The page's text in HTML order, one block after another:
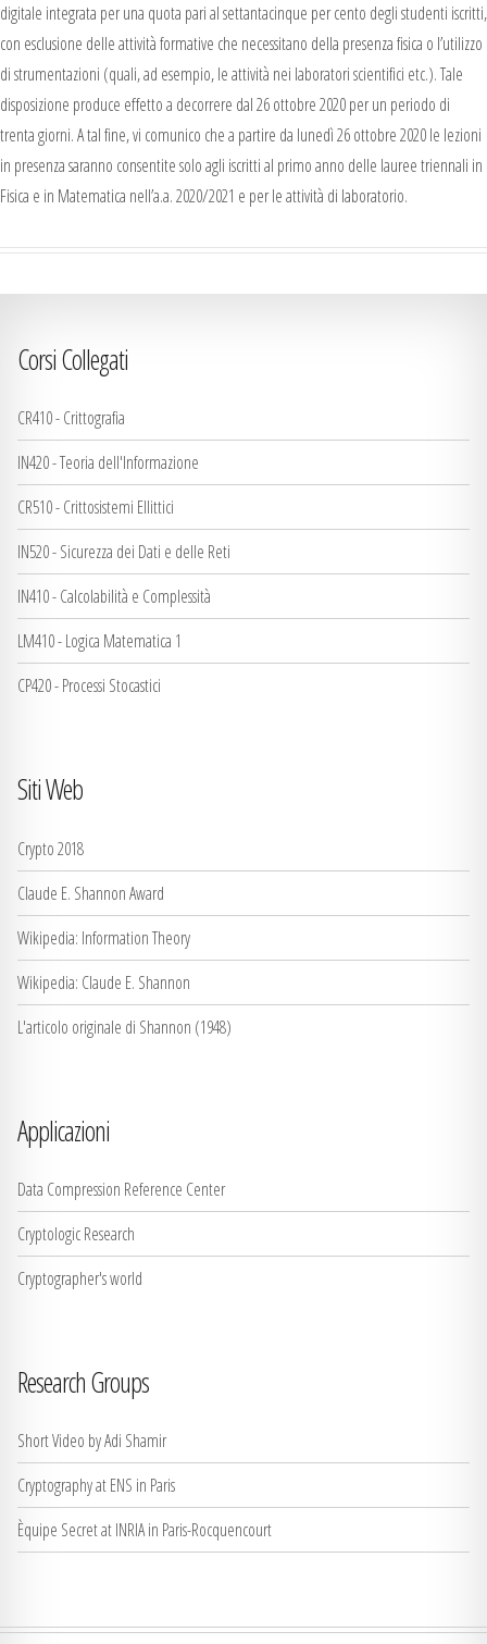
digitale integrata per una quota pari al settantacinque per cento degli studenti iscritti,
con esclusione delle attività formative che necessitano della presenza fisica o l’utilizzo
di strumentazioni (quali, ad esempio, le attività nei laboratori scientifici etc.). Tale
disposizione produce effetto a decorrere dal 26 ottobre 2020 per un periodo di
trenta giorni. A tal fine, vi comunico che a partire da lunedì 26 ottobre 2020 le lezioni
in presenza saranno consentite solo agli iscritti al primo anno delle lauree triennali in
Fisica e in Matematica nell’a.a. 2020/2021 e per le attività di laboratorio.
Corsi Collegati
CR410 - Crittografia
IN420 - Teoria dell'Informazione
CR510 - Crittosistemi Ellittici
IN520 - Sicurezza dei Dati e delle Reti
IN410 - Calcolabilità e Complessità
LM410 - Logica Matematica 1
CP420 - Processi Stocastici
Siti Web
Crypto 2018
Claude E. Shannon Award
Wikipedia: Information Theory
Wikipedia: Claude E. Shannon
L'articolo originale di Shannon (1948)
Applicazioni
Data Compression Reference Center
Cryptologic Research
Cryptographer's world
Research Groups
Short Video by Adi Shamir
Cryptography at ENS in Paris
Èquipe Secret at INRIA in Paris-Rocquencourt